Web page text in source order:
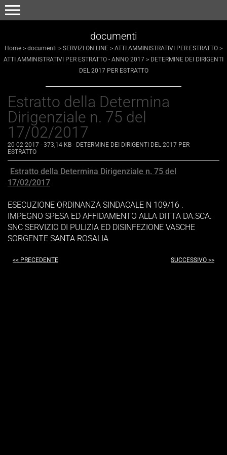
menu
documenti
Home > documenti > SERVIZI ON LINE > ATTI AMMINISTRATIVI PER ESTRATTO >
ATTI AMMINISTRATIVI PER ESTRATTO - ANNO 2017 > DETERMINE DEI DIRIGENTI
DEL 2017 PER ESTRATTO
Estratto della Determina
Dirigenziale n. 75 del
17/02/2017
20-02-2017 - 373,14 KB - DETERMINE DEI DIRIGENTI DEL 2017 PER
ESTRATTO
Estratto della Determina Dirigenziale n. 75 del
17/02/2017
ESECUZIONE ORDINANZA SINDACALE N 109/16 .
IMPEGNO SPESA ED AFFIDAMENTO ALLA DITTA DA.SCA.
SNC SERVIZIO DI PULIZIA ED DISINFEZIONE VASCHE
SORGENTE SANTA ROSALIA
<< PRECEDENTE SUCCESSIVO >>